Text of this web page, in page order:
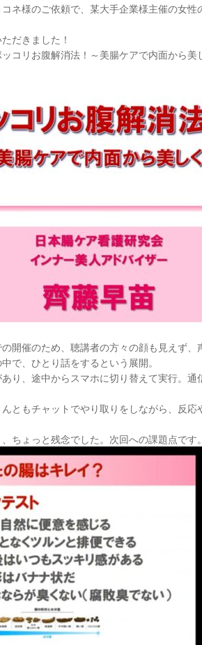
ネ様のご依頼で、某大手企業様主催の女性
だきました！
コリお腹解消法！～美腸ケアで内面から美
開催のため、聴講者の方々の顔も見えず、
で、ひとり話をするという展開。
り、途中からスマホに切り替えて実行。通
ともチャットでやり取りをしながら、反応
ちょっと残念でした。次回への課題点です